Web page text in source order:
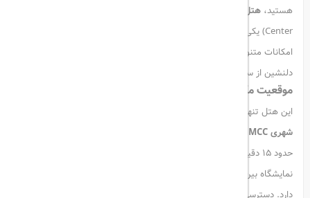
هستید، هتل وگا ایزمایلوو مسکو
Center) یکی از بهترین گزینه‌ها برای شما خواهد بود. این هتل چهارستاره با
امکانات متنوع و موقعیتی عالی در کنار پارک ایزمایلوفسکی، تجربه‌ای
دلنشین از سفر به مسکو را برای مهمانان خود رقم می‌زند.
موقعیت مکانی بی‌نظیر
این هتل تنها
شهری Izmailovo MCC
حدود ۱۵ دقیقه خود را به
نمایشگاه بین‌المللی
دارد. دسترسی به فرودگاه‌های بین‌المللی دومودیدوو و شرمتیوو نیز حدود یک